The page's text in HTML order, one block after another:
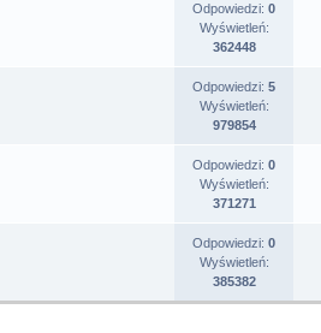
Odpowiedzi: 0
Wyświetleń:
362448
Odpowiedzi: 5
Wyświetleń:
979854
Odpowiedzi: 0
Wyświetleń:
371271
Odpowiedzi: 0
Wyświetleń:
385382